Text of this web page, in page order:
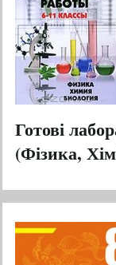
Готові
(Фізика,